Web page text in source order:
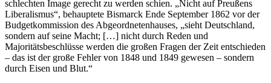
schlechten Image gerecht zu werden schien. „Nicht auf Preußens
Liberalismus“, behauptete Bismarck Ende September 1862 vor der
Budgetkommission des Abgeordnetenhauses, „sieht Deutschland,
sondern auf seine Macht; […] nicht durch Reden und
Majoritätsbeschlüsse werden die großen Fragen der Zeit entschieden
– das ist der große Fehler von 1848 und 1849 gewesen – sondern
durch Eisen und Blut.“